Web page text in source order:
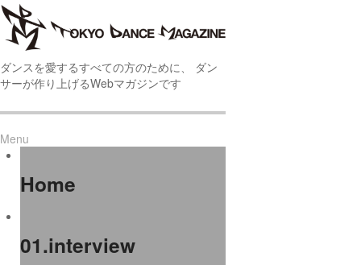
ダンスを愛するすべての方のために、 ダン
サーが作り上げるWebマガジンです
Menu
Home
01.interview